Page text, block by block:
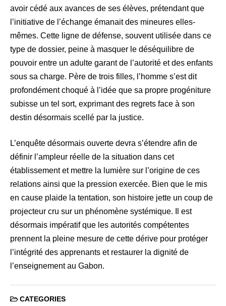
avoir cédé aux avances de ses élèves, prétendant que
l’initiative de l’échange émanait des mineures elles-
mêmes. Cette ligne de défense, souvent utilisée dans ce
type de dossier, peine à masquer le déséquilibre de
pouvoir entre un adulte garant de l’autorité et des enfants
sous sa charge. Père de trois filles, l’homme s’est dit
profondément choqué à l’idée que sa propre progéniture
subisse un tel sort, exprimant des regrets face à son
destin désormais scellé par la justice.
L’enquête désormais ouverte devra s’étendre afin de
définir l’ampleur réelle de la situation dans cet
établissement et mettre la lumière sur l’origine de ces
relations ainsi que la pression exercée. Bien que le mis
en cause plaide la tentation, son histoire jette un coup de
projecteur cru sur un phénomène systémique. Il est
désormais impératif que les autorités compétentes
prennent la pleine mesure de cette dérive pour protéger
l’intégrité des apprenants et restaurer la dignité de
l’enseignement au Gabon.
CATEGORIES